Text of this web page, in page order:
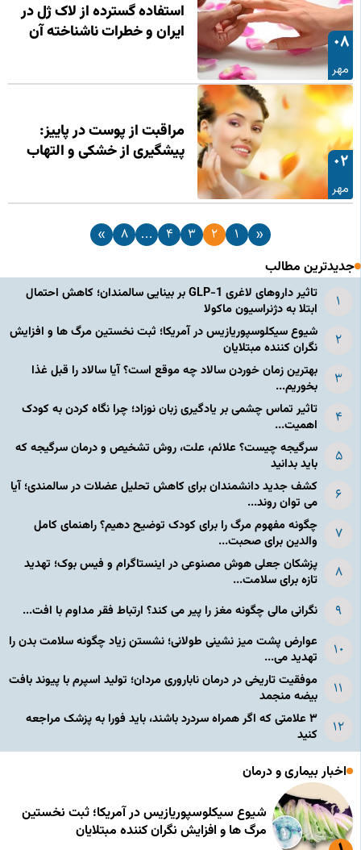
08
مهر
استفاده گسترده از لاک ژل در
ایران و خطرات ناشناخته آن
02
مهر
مراقبت از پوست در پاییز:
پیشگیری از خشکی و التهاب
«
1
2
3
4
…
8
»
جدیدترین مطالب
تاثیر داروهای لاغری GLP-1 بر بینایی سالمندان؛ کاهش احتمال
ابتلا به دژنراسیون ماکولا
شیوع سیکلوسپوریازیس در آمریکا؛ ثبت نخستین مرگ ها و افزایش
نگران کننده مبتلایان
بهترین زمان خوردن سالاد چه موقع است؟ آیا سالاد را قبل غذا
بخوریم...
تاثیر تماس چشمی بر یادگیری زبان نوزاد؛ چرا نگاه کردن به کودک
اهمیت...
سرگیجه چیست؟ علائم، علت، روش تشخیص و درمان سرگیجه که
باید بدانید
کشف جدید دانشمندان برای کاهش تحلیل عضلات در سالمندی؛ آیا
می توان روند...
چگونه مفهوم مرگ را برای کودک توضیح دهیم؟ راهنمای کامل
والدین برای صحبت...
پزشکان جعلی هوش مصنوعی در اینستاگرام و فیس بوک؛ تهدید
تازه برای سلامت...
نگرانی مالی چگونه مغز را پیر می کند؟ ارتباط فقر مداوم با افت...
عوارض پشت میز نشینی طولانی؛ نشستن زیاد چگونه سلامت بدن را
تهدید می...
موفقیت تاریخی در درمان ناباروری مردان؛ تولید اسپرم با پیوند بافت
بیضه منجمد
۳ علامتی که اگر همراه سردرد باشند، باید فورا به پزشک مراجعه
کنید
اخبار بیماری و درمان
شیوع سیکلوسپوریازیس در آمریکا؛ ثبت نخستین
مرگ ها و افزایش نگران کننده مبتلایان